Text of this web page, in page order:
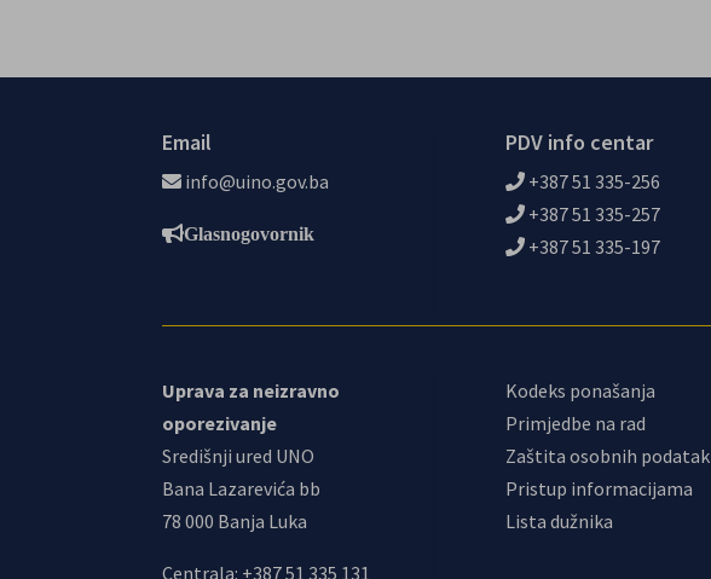
Email
info@uino.gov.ba
Glasnogovornik
PDV info centar
+387 51 335-256
+387 51 335-257
+387 51 335-197
Uprava za neizravno
oporezivanje
Središnji ured UNO
Bana Lazarevića bb
78 000 Banja Luka
Centrala: +387 51 335 131
Kodeks ponašanja
Primjedbe na rad
Zaštita osobnih podatak
Pristup informacijama
Lista dužnika